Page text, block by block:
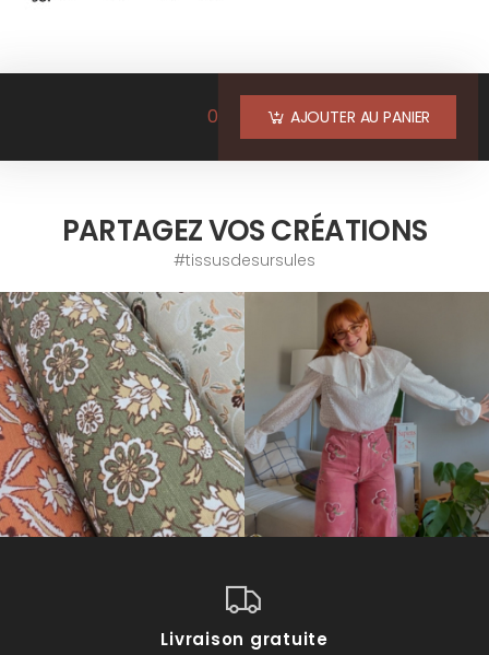
0 AJOUTER AU PANIER
PARTAGEZ VOS CRÉATIONS
#tissusdesursules
Livraison gratuite